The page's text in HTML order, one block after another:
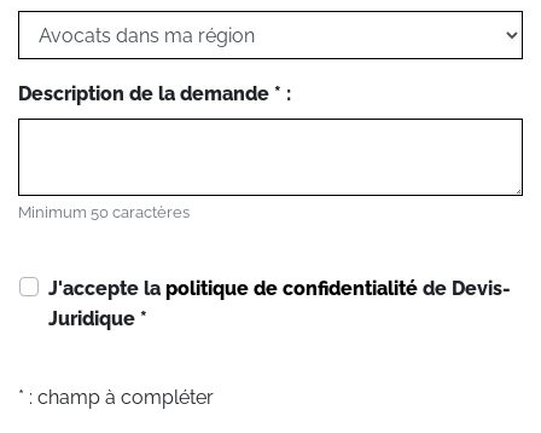
Description de la demande * :
Minimum 50 caractères
J'accepte la politique de confidentialité de Devis-
Juridique *
* : champ à compléter